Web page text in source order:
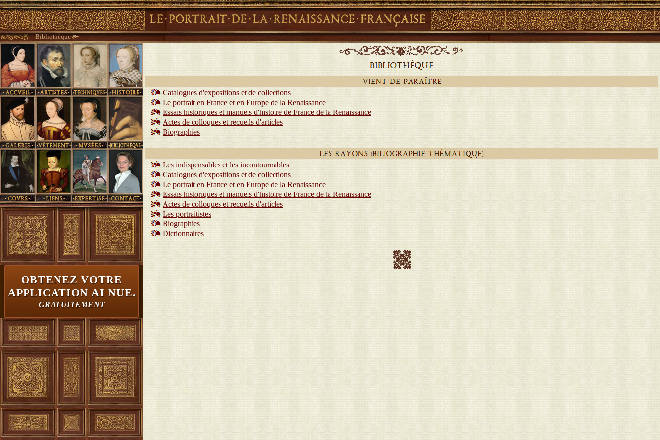
Bibliothèque
OBTENEZ VOTRE
APPLICATION AI NUE.
GRATUITEMENT
Catalogues d'expositions et de collections
Le portrait en France et en Europe de la Renaissance
Essais historiques et manuels d'histoire de France de la Renaissance
Actes de colloques et recueils d'articles
Biographies
Les indispensables et les incontournables
Catalogues d'expositions et de collections
Le portrait en France et en Europe de la Renaissance
Essais historiques et manuels d'histoire de France de la Renaissance
Actes de colloques et recueils d'articles
Les portraitistes
Biographies
Dictionnaires